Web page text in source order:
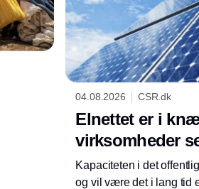
04.08.2026 CSR.dk
Elnettet er i
virksomheder
Kapaciteten i det
og vil være det i lang tid